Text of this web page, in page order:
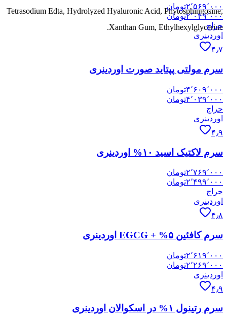
Tetrasodium Edta, Hydrolyzed Hyaluronic Acid, Phytosphingosine,
Xanthan Gum, Ethylhexylglycerine.
۲٬۵۶۹٬۰۰۰تومان
۲٬۰۴۹٬۰۰۰تومان
حراج
اوردینری
۴٫۷
سرم مولتی پپتاید صورت اوردینری
۴٬۶۰۹٬۰۰۰تومان
۴٬۰۳۹٬۰۰۰تومان
حراج
اوردینری
۴٫۹
سرم لاکتیک اسید ۱۰% اوردینری
۲٬۷۶۹٬۰۰۰تومان
۲٬۴۹۹٬۰۰۰تومان
حراج
اوردینری
۴٫۸
سرم کافئین ۵% + EGCG اوردینری
۲٬۶۱۹٬۰۰۰تومان
۲٬۲۶۹٬۰۰۰تومان
اوردینری
۴٫۹
سرم رتینول ۱% در اسکوالان اوردینری